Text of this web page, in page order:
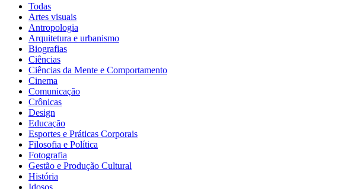
Todas
Artes visuais
Antropologia
Arquitetura e urbanismo
Biografias
Ciências
Ciências da Mente e Comportamento
Cinema
Comunicação
Crônicas
Design
Educação
Esportes e Práticas Corporais
Filosofia e Política
Fotografia
Gestão e Produção Cultural
História
Idosos